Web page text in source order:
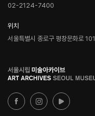
02-2124-7400
위치
서울특별시 종로구 평창문화로 101
로
고